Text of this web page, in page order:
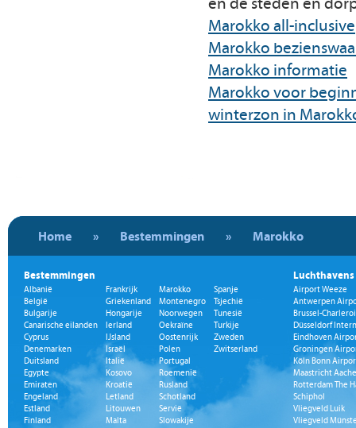
Marokko all-inclusive
Marokko
Marokko informatie
Marokko voor
winterzon in
Home » Bestemmingen » Marokko
Bestemmingen
Albanië
België
Bulgarije
Canarische eilanden
Cyprus
Denemarken
Duitsland
Egypte
Emiraten
Engeland
Estland
Finland
Frankrijk
Griekenland
Hongarije
Ierland
IJsland
Israël
Italië
Kosovo
Kroatië
Letland
Litouwen
Malta
Marokko
Montenegro
Noorwegen
Oekraïne
Oostenrijk
Polen
Portugal
Roemenië
Rusland
Schotland
Servië
Slowakije
Spanje
Tsjechië
Tunesië
Turkije
Zweden
Zwitserland
Luchthavens
Airport Weeze
Antwerpen
Brussel-
Düsseldorf
Eindhoven
Groningen
Köln Bonn
Maastricht
Rotterdam The
Schiphol
Vliegveld Luik
Vliegveld